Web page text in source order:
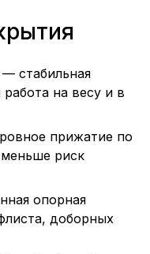
— стабильная
на весу и в
прижатие по
риск
опорная
доборных